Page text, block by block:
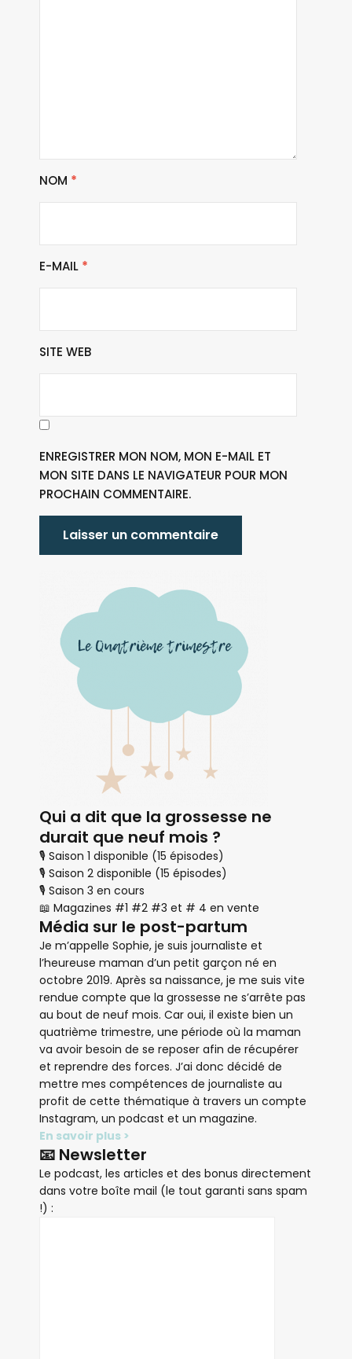
NOM *
E-MAIL *
SITE WEB
ENREGISTRER MON NOM, MON E-MAIL ET
MON SITE DANS LE NAVIGATEUR POUR MON
PROCHAIN COMMENTAIRE.
Qui a dit que la grossesse ne
durait que neuf mois ?
🎙 Saison 1 disponible (15 épisodes)
🎙 Saison 2 disponible (15 épisodes)
🎙 Saison 3 en cours
📖 Magazines #1 #2 #3 et # 4 en vente
Média sur le post-partum
Je m’appelle Sophie, je suis journaliste et
l’heureuse maman d’un petit garçon né en
octobre 2019. Après sa naissance, je me suis vite
rendue compte que la grossesse ne s’arrête pas
au bout de neuf mois. Car oui, il existe bien un
quatrième trimestre, une période où la maman
va avoir besoin de se reposer afin de récupérer
et reprendre des forces. J’ai donc décidé de
mettre mes compétences de journaliste au
profit de cette thématique à travers un compte
Instagram, un podcast et un magazine.
En savoir plus >
📧 Newsletter
Le podcast, les articles et des bonus directement
dans votre boîte mail (le tout garanti sans spam
!) :